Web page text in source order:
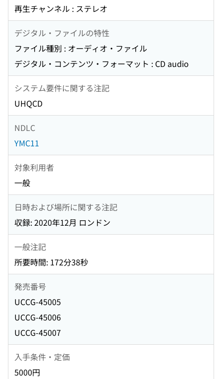
再生チャンネル : ステレオ
デジタル・ファイルの特性
ファイル種別 : オーディオ・ファイル
デジタル・コンテンツ・フォーマット : CD audio
システム要件に関する注記
UHQCD
NDLC
YMC11
対象利用者
一般
日時および場所に関する注記
収録: 2020年12月 ロンドン
一般注記
所要時間: 172分38秒
発売番号
UCCG-45005
UCCG-45006
UCCG-45007
入手条件・定価
5000円